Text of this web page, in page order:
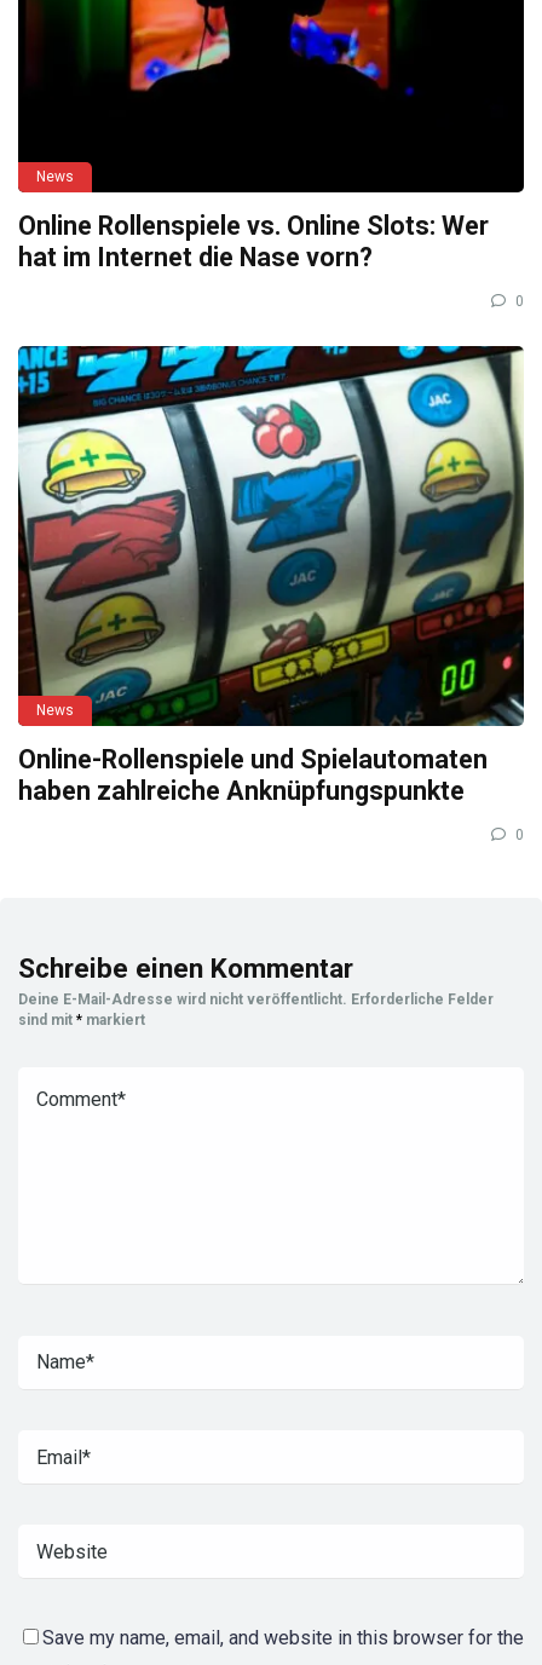
News
Online Rollenspiele vs. Online Slots: Wer
hat im Internet die Nase vorn?
0
News
Online-Rollenspiele und Spielautomaten
haben zahlreiche Anknüpfungspunkte
0
Schreibe einen Kommentar
Deine E-Mail-Adresse wird nicht veröffentlicht. Erforderliche Felder
sind mit * markiert
Save my name, email, and website in this browser for the